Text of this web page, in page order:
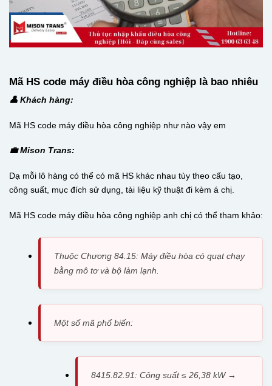
Mã HS code máy điều hòa công nghiệp là bao nhiêu
👤 Khách hàng:
Mã HS code máy điều hòa công nghiệp như nào vậy em
💼 Mison Trans:
Dạ mỗi lô hàng có thể có mã HS khác nhau tùy theo cấu tạo,
công suất, mục đích sử dụng, tài liệu kỹ thuật đi kèm á chị.
Mã HS code máy điều hòa công nghiệp anh chị có thể tham khảo:
Thuộc Chương 84.15: Máy điều hòa có quạt chạy
bằng mô tơ và bộ làm lạnh.
Một số mã phổ biến:
8415.82.91: Công suất ≤ 26,38 kW →